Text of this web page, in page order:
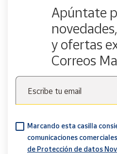
Apúntate
y ofertas
Correos
Escribe tu email
Marcando esta casilla
comunicaciones
de Protección de datos